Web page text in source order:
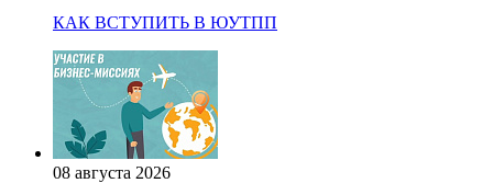
КАК ВСТУПИТЬ В ЮУТПП
08 августа 2026